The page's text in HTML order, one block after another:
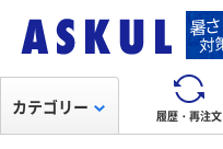
履歴・再注文
カテゴリー